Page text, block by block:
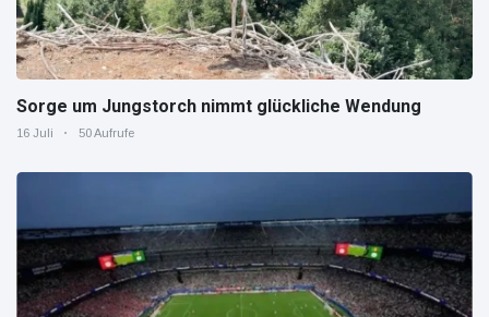
Sorge um Jungstorch nimmt glückliche Wendung
16 Juli 50 Aufrufe